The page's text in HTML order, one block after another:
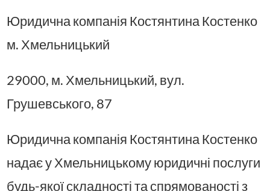
Юридична компанія Костянтина Костенко
м. Хмельницький
29000, м. Хмельницький, вул.
Грушевського, 87
Юридична компанія Костянтина Костенко
надає у Хмельницькому юридичні послуги
будь-якої складності та спрямованості з